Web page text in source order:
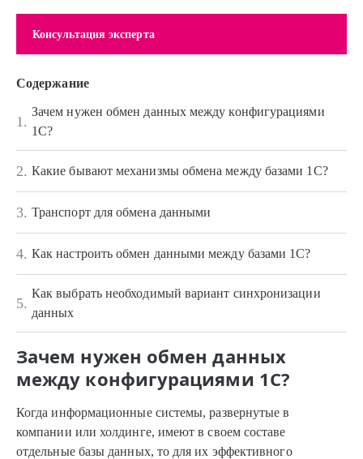
Консультация эксперта
Содержание
1.
Зачем нужен обмен данных между конфигурациями
1С?
2. Какие бывают механизмы обмена между базами 1С?
3. Транспорт для обмена данными
4. Как настроить обмен данными между базами 1С?
5.
Как выбрать необходимый вариант синхронизации
данных
Зачем нужен обмен данных
между конфигурациями 1С?
Когда информационные системы, развернутые в
компании или холдинге, имеют в своем составе
отдельные базы данных, то для их эффективного